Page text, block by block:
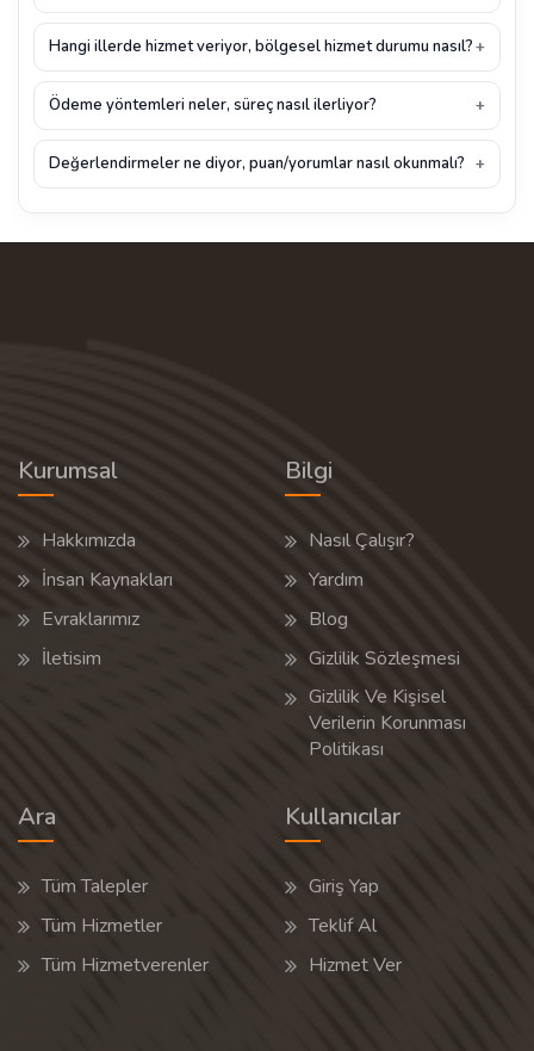
Hangi illerde hizmet veriyor, bölgesel hizmet durumu nasıl?
Ödeme yöntemleri neler, süreç nasıl ilerliyor?
Değerlendirmeler ne diyor, puan/yorumlar nasıl okunmalı?
Kurumsal
Hakkımızda
İnsan Kaynakları
Evraklarımız
İletisim
Bilgi
Nasıl Çalışır?
Yardım
Blog
Gizlilik Sözleşmesi
Gizlilik Ve Kişisel
Verilerin Korunması
Politikası
Ara
Tüm Talepler
Tüm Hizmetler
Tüm Hizmetverenler
Kullanıcılar
Giriş Yap
Teklif Al
Hizmet Ver